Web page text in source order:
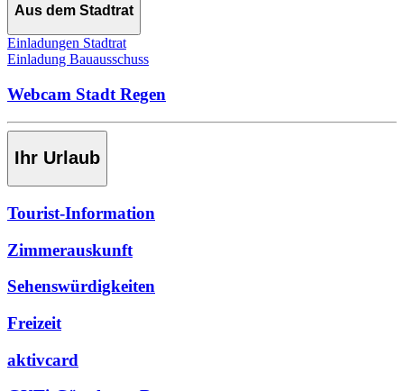
Aus dem Stadtrat
Einladungen Stadtrat
Einladung Bauausschuss
Webcam Stadt Regen
Ihr Urlaub
Tourist-Information
Zimmerauskunft
Sehenswürdigkeiten
Freizeit
aktivcard